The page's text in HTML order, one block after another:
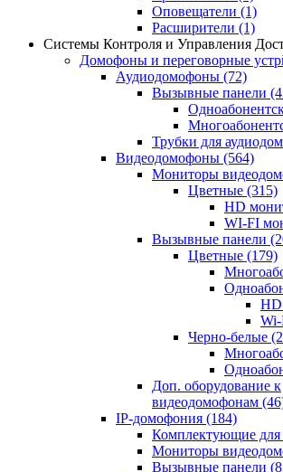
Оповещатели (1)
Расширители (1)
Системы Контроля и Управления
Домофоны и переговорные
Аудиодомофоны (72)
Вызывные панели
Трубки для
Видеодомофоны (564)
Мониторы
Цветные (315)
HD
WI-FI
Вызывные панели
Цветные (179)
HD
Черно-белые
Доп. оборудование к
видеодомофонам
IP-домофония (184)
Комплектующие
Мониторы
Вызывные панели